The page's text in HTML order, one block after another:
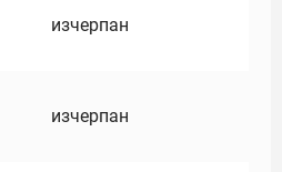
изчерпан
изчерпан